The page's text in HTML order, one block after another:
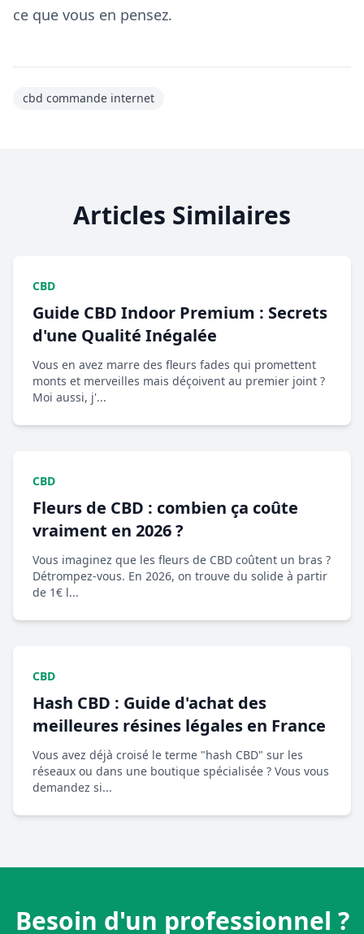
ce que vous en pensez.
cbd commande internet
Articles Similaires
CBD
Guide CBD Indoor Premium : Secrets
d'une Qualité Inégalée
Vous en avez marre des fleurs fades qui promettent
monts et merveilles mais déçoivent au premier joint ?
Moi aussi, j'...
CBD
Fleurs de CBD : combien ça coûte
vraiment en 2026 ?
Vous imaginez que les fleurs de CBD coûtent un bras ?
Détrompez-vous. En 2026, on trouve du solide à partir
de 1€ l...
CBD
Hash CBD : Guide d'achat des
meilleures résines légales en France
Vous avez déjà croisé le terme "hash CBD" sur les
réseaux ou dans une boutique spécialisée ? Vous vous
demandez si...
Besoin d'un professionnel ?